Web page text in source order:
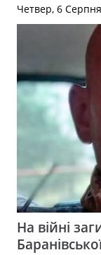
Четвер, 6
На війні